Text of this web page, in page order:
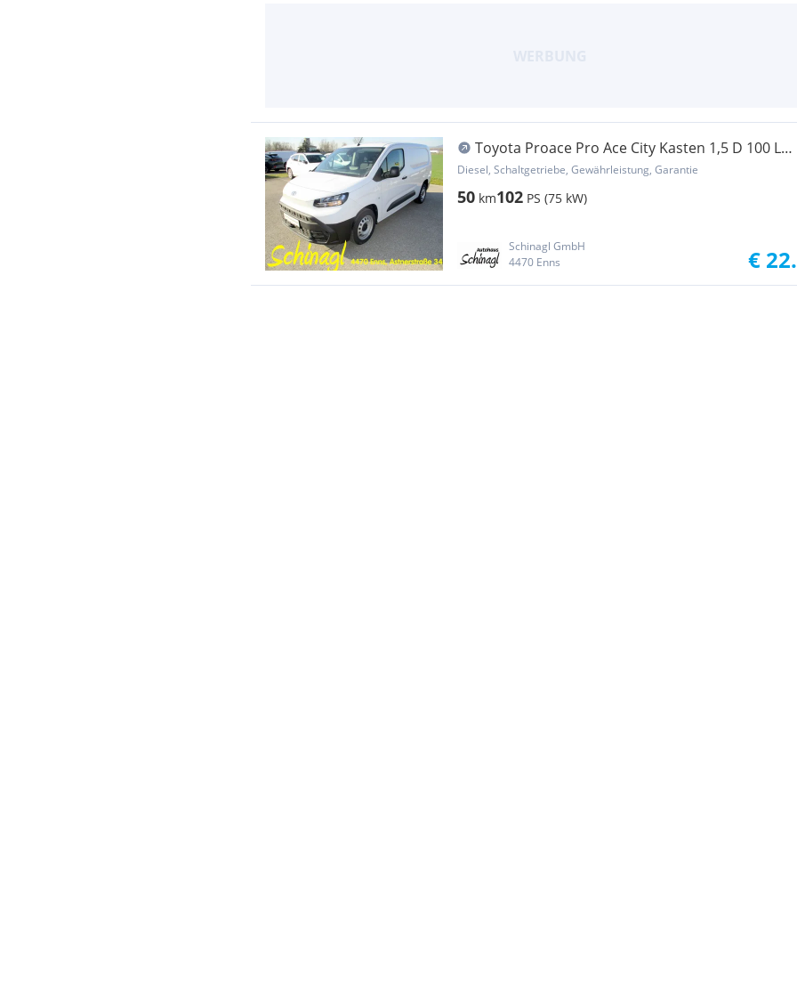
Toyota Proace Pro Ace City Kasten 1,5 D 100 L2
ProWork Transporter / Kastenwagen
Diesel, Schaltgetriebe, Gewährleistung, Garantie
50 km102 PS (75 kW)
Schinagl GmbH
4470 Enns
€